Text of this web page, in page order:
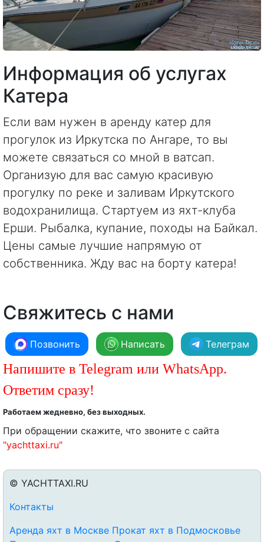
Информация об услугах
Катера
Если вам нужен в аренду катер для
прогулок из Иркутска по Ангаре, то вы
можете связаться со мной в ватсап.
Организую для вас самую красивую
прогулку по реке и заливам Иркутского
водохранилища. Стартуем из яхт-клуба
Ерши. Рыбалка, купание, походы на Байкал.
Цены самые лучшие напрямую от
собственника. Жду вас на борту катера!
Свяжитесь с нами
Позвонить Написать Телеграм
Напишите в Telegram или WhatsApp.
Ответим сразу!
Работаем жедневно, без выходных.
При обращении скажите, что звоните с сайта
"yachttaxi.ru"
© YACHTTAXI.RU
Контакты
Аренда яхт в Москве Прокат яхт в Подмосковье